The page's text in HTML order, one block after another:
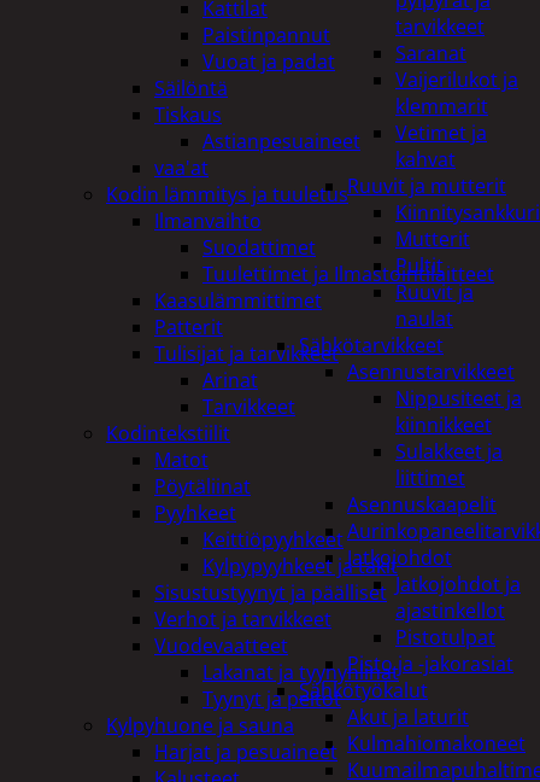
tarvikkeet
Saranat
Vaijerilukot ja
klemmarit
Vetimet ja
kahvat
Ruuvit ja mutterit
Mutterit
Pultit
Ruuvit ja
naulat
Sähkötarvikkeet
Asennustarvikkeet
Nippusiteet ja
kiinnikkeet
Sulakkeet ja
liittimet
Asennuskaapelit
Jatkojohdot
Jatkojohdot ja
ajastinkellot
Pistotulpat
Pisto ja -jakorasiat
Sähkötyökalut
Akut ja laturit
Kulmahiomakoneet
Kattilat
Paistinpannut
Vuoat ja padat
Säilöntä
Tiskaus
Astianpesuaineet
vaa'at
Kodin lämmitys ja tuuletus
Ilmanvaihto
Suodattimet
Tuulettimet ja Ilmastointilaitteet
Kaasulämmittimet
Patterit
Tulisijat ja tarvikkeet
Arinat
Tarvikkeet
Kodintekstiilit
Matot
Pöytäliinat
Pyyhkeet
Keittiöpyyhkeet
Kylpypyyhkeet ja takit
Sisustustyynyt ja päälliset
Verhot ja tarvikkeet
Vuodevaatteet
Lakanat ja tyynynlinat
Tyynyt ja peitot
Kylpyhuone ja sauna
Harjat ja pesuaineet